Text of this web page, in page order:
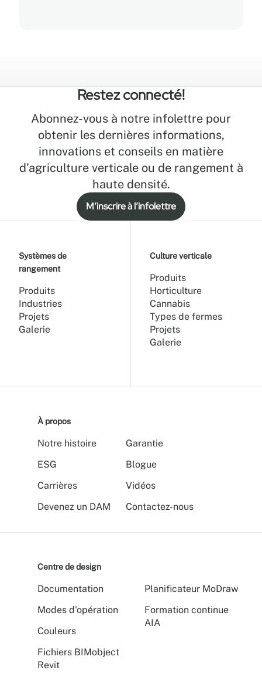
Restez connecté!
Abonnez-vous à notre infolettre pour
obtenir les dernières informations,
innovations et conseils en matière
d’agriculture verticale ou de rangement à
haute densité.
M’inscrire à l’infolettre
Systèmes de
rangement
Produits
Industries
Projets
Galerie
Culture verticale
Produits
Horticulture
Cannabis
Types de fermes
Projets
Galerie
À propos
Notre histoire
ESG
Carrières
Devenez un DAM
Garantie
Blogue
Vidéos
Contactez-nous
Centre de design
Documentation
Modes d'opération
Couleurs
Fichiers BIMobject
Revit
Planificateur MoDraw
Formation continue
AIA